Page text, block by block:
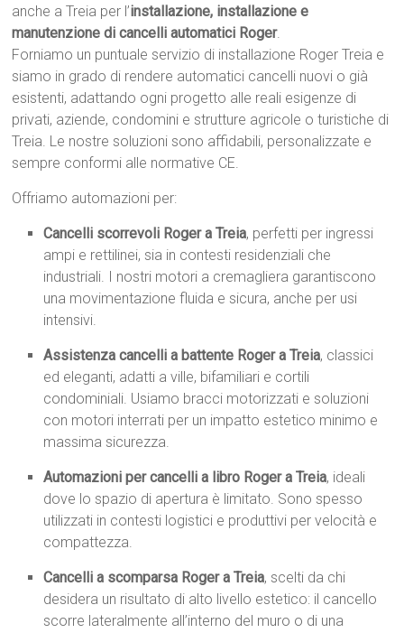
anche a Treia per l’installazione, installazione e
manutenzione di cancelli automatici Roger.
Forniamo un puntuale servizio di installazione Roger Treia e
siamo in grado di rendere automatici cancelli nuovi o già
esistenti, adattando ogni progetto alle reali esigenze di
privati, aziende, condomini e strutture agricole o turistiche di
Treia. Le nostre soluzioni sono affidabili, personalizzate e
sempre conformi alle normative CE.
Offriamo automazioni per:
Cancelli scorrevoli Roger a Treia, perfetti per ingressi
ampi e rettilinei, sia in contesti residenziali che
industriali. I nostri motori a cremagliera garantiscono
una movimentazione fluida e sicura, anche per usi
intensivi.
Assistenza cancelli a battente Roger a Treia, classici
ed eleganti, adatti a ville, bifamiliari e cortili
condominiali. Usiamo bracci motorizzati e soluzioni
con motori interrati per un impatto estetico minimo e
massima sicurezza.
Automazioni per cancelli a libro Roger a Treia, ideali
dove lo spazio di apertura è limitato. Sono spesso
utilizzati in contesti logistici e produttivi per velocità e
compattezza.
Cancelli a scomparsa Roger a Treia, scelti da chi
desidera un risultato di alto livello estetico: il cancello
scorre lateralmente all’interno del muro o di una